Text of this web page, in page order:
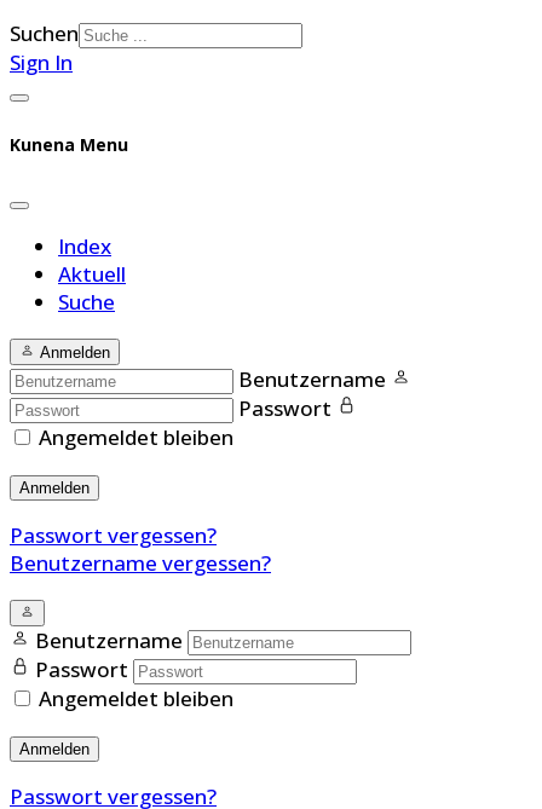
Suchen
Sign In
Kunena Menu
Index
Aktuell
Suche
Anmelden
Benutzername
Passwort
Angemeldet bleiben
Anmelden
Passwort vergessen?
Benutzername vergessen?
Benutzername
Passwort
Angemeldet bleiben
Anmelden
Passwort vergessen?